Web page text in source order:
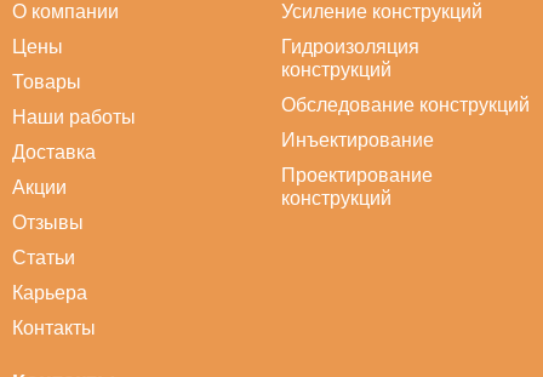
О компании
Цены
Товары
Наши работы
Доставка
Акции
Отзывы
Статьи
Карьера
Контакты
Усиление конструкций
Гидроизоляция
конструкций
Обследование конструкций
Инъектирование
Проектирование
конструкций